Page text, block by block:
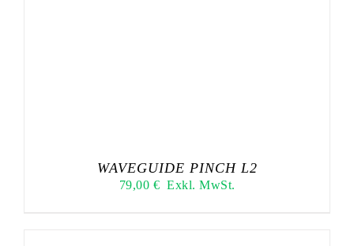
WAVEGUIDE PINCH L2
79,00 € Exkl. MwSt.